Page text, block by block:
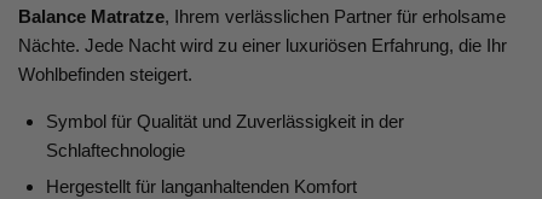
Balance Matratze, Ihrem verlässlichen Partner für erholsame
Nächte. Jede Nacht wird zu einer luxuriösen Erfahrung, die Ihr
Wohlbefinden steigert.
Symbol für Qualität und Zuverlässigkeit in der
Schlaftechnologie
Hergestellt für langanhaltenden Komfort